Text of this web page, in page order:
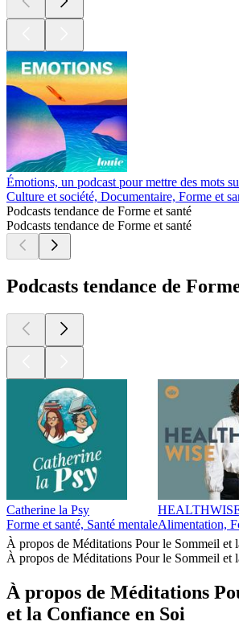
Émotions, un podcast pour mettre des mots
Culture et société, Documentaire, Forme et
Podcasts tendance de Forme et santé
Podcasts tendance de Forme et santé
Podcasts tendance de
Catherine la Psy
Forme et santé, Santé mentale
HEALTHWISE
Alimentation,
À propos de Méditations Pour le Sommeil et
À propos de Méditations Pour le Sommeil et
À propos de Méditations
et la Confiance en Soi